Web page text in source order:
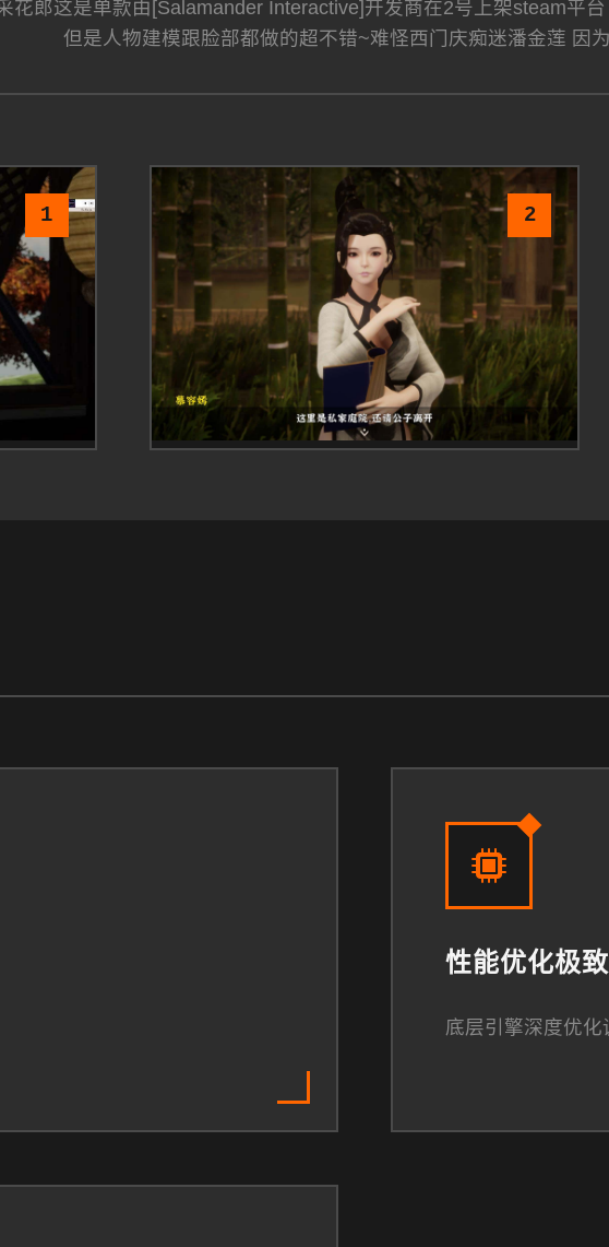
花郎这是单款由[Salamander Interactive]开发商在2号上架steam平
但是人物建模跟脸部都做的超不错~难怪西门庆痴迷潘金莲
1 2
性能优化极致
底层引擎深度优化